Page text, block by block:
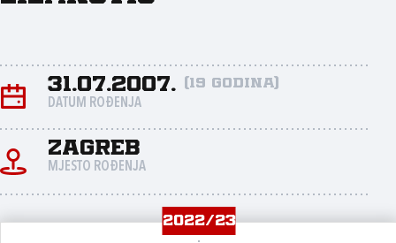
31.07.2007. (19 godina)
DATUM ROĐENJA
Zagreb
MJESTO ROĐENJA
2022/23